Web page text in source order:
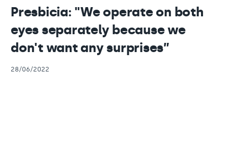
Presbicia: "We operate on both
eyes separately because we
don't want any surprises”
28/06/2022